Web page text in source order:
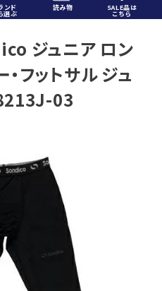
ンド
選ぶ
読み物 SALE品は
こちら
登録
ジュニア ロン
フットサル ジュ
03